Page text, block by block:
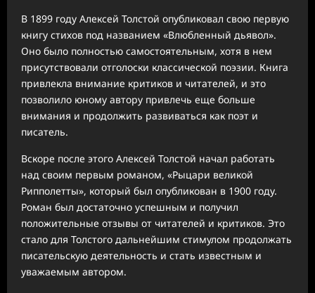
В 1899 году Алексей Толстой опубликовал свою первую
книгу стихов под названием «Влюбленный дьявол».
Оно было полностью самостоятельным, хотя в нем
присутствовали отголоски классической поэзии. Книга
привлекла внимание критиков и читателей, и это
позволило юному автору привлечь еще больше
внимания и продолжить развиваться как поэт и
писатель.
Вскоре после этого Алексей Толстой начал работать
над своим первым романом, «Рыцари великой
Рипполетты», который был опубликован в 1900 году.
Роман был достаточно успешным и получил
положительные отзывы от читателей и критиков. Это
стало для Толстого дальнейшим стимулом продолжать
писательскую деятельность и стать известным и
уважаемым автором.